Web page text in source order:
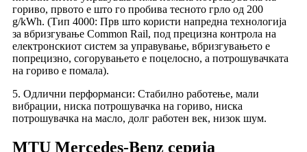
гориво, првото е што го пробива тесното грло од 200
g/kWh. (Тип 4000: Прв што користи напредна технологија
за вбризгување Common Rail, под прецизна контрола на
електронскиот систем за управување, вбризгувањето е
попрецизно, согорувањето е поцелосно, а потрошувачката
на гориво е помала).
5. Одлични перформанси: Стабилно работење, мали
вибрации, ниска потрошувачка на гориво, ниска
потрошувачка на масло, долг работен век, низок шум.
MTU Mercedes-Benz серија